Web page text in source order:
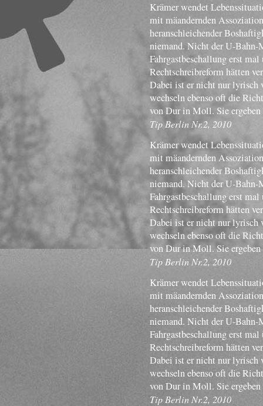
Krämer wendet
mit mäandernden
heranschleichender
niemand. Nicht der U-Bahn-
Fahrgastbeschallung erst
Rechtschreibreform hätten
Dabei ist er nicht nur lyrisch
wechseln ebenso oft die
von Dur in Moll. Sie
Tip Berlin Nr.2, 2010
Krämer wendet
mit mäandernden
heranschleichender
niemand. Nicht der U-Bahn-
Fahrgastbeschallung erst
Rechtschreibreform hätten
Dabei ist er nicht nur lyrisch
wechseln ebenso oft die
von Dur in Moll. Sie
Tip Berlin Nr.2, 2010
Krämer wendet
mit mäandernden
heranschleichender
niemand. Nicht der U-Bahn-
Fahrgastbeschallung erst
Rechtschreibreform hätten
Dabei ist er nicht nur lyrisch
wechseln ebenso oft die
von Dur in Moll. Sie
Tip Berlin Nr.2, 2010